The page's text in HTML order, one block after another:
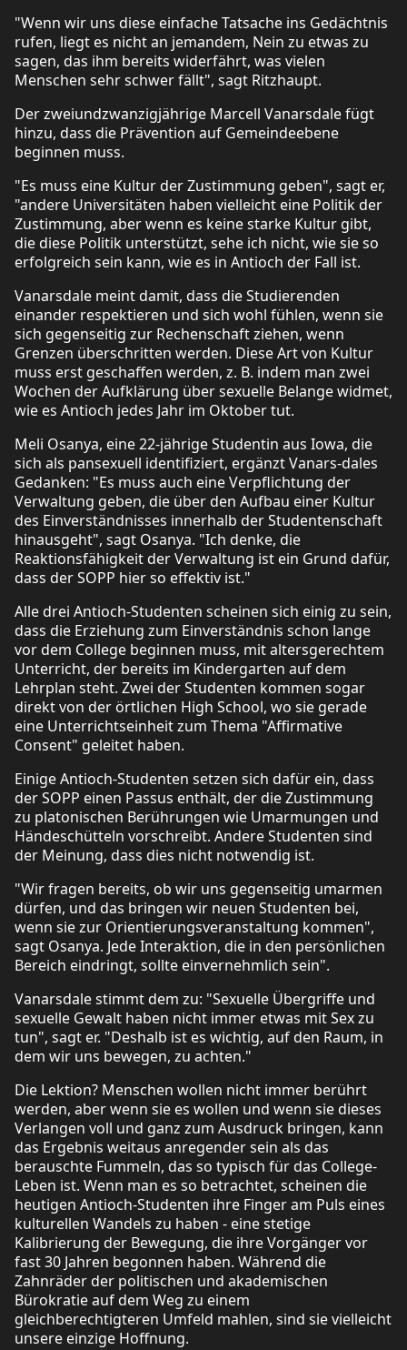
"Wenn wir uns diese einfache Tatsache ins Gedächtnis
rufen, liegt es nicht an jemandem, Nein zu etwas zu
sagen, das ihm bereits widerfährt, was vielen
Menschen sehr schwer fällt", sagt Ritzhaupt.
Der zweiundzwanzigjährige Marcell Vanarsdale fügt
hinzu, dass die Prävention auf Gemeindeebene
beginnen muss.
"Es muss eine Kultur der Zustimmung geben", sagt er,
"andere Universitäten haben vielleicht eine Politik der
Zustimmung, aber wenn es keine starke Kultur gibt,
die diese Politik unterstützt, sehe ich nicht, wie sie so
erfolgreich sein kann, wie es in Antioch der Fall ist.
Vanarsdale meint damit, dass die Studierenden
einander respektieren und sich wohl fühlen, wenn sie
sich gegenseitig zur Rechenschaft ziehen, wenn
Grenzen überschritten werden. Diese Art von Kultur
muss erst geschaffen werden, z. B. indem man zwei
Wochen der Aufklärung über sexuelle Belange widmet,
wie es Antioch jedes Jahr im Oktober tut.
Meli Osanya, eine 22-jährige Studentin aus Iowa, die
sich als pansexuell identifiziert, ergänzt Vanars-dales
Gedanken: "Es muss auch eine Verpflichtung der
Verwaltung geben, die über den Aufbau einer Kultur
des Einverständnisses innerhalb der Studentenschaft
hinausgeht", sagt Osanya. "Ich denke, die
Reaktionsfähigkeit der Verwaltung ist ein Grund dafür,
dass der SOPP hier so effektiv ist."
Alle drei Antioch-Studenten scheinen sich einig zu sein,
dass die Erziehung zum Einverständnis schon lange
vor dem College beginnen muss, mit altersgerechtem
Unterricht, der bereits im Kindergarten auf dem
Lehrplan steht. Zwei der Studenten kommen sogar
direkt von der örtlichen High School, wo sie gerade
eine Unterrichtseinheit zum Thema "Affirmative
Consent" geleitet haben.
Einige Antioch-Studenten setzen sich dafür ein, dass
der SOPP einen Passus enthält, der die Zustimmung
zu platonischen Berührungen wie Umarmungen und
Händeschütteln vorschreibt. Andere Studenten sind
der Meinung, dass dies nicht notwendig ist.
"Wir fragen bereits, ob wir uns gegenseitig umarmen
dürfen, und das bringen wir neuen Studenten bei,
wenn sie zur Orientierungsveranstaltung kommen",
sagt Osanya. Jede Interaktion, die in den persönlichen
Bereich eindringt, sollte einvernehmlich sein".
Vanarsdale stimmt dem zu: "Sexuelle Übergriffe und
sexuelle Gewalt haben nicht immer etwas mit Sex zu
tun", sagt er. "Deshalb ist es wichtig, auf den Raum, in
dem wir uns bewegen, zu achten."
Die Lektion? Menschen wollen nicht immer berührt
werden, aber wenn sie es wollen und wenn sie dieses
Verlangen voll und ganz zum Ausdruck bringen, kann
das Ergebnis weitaus anregender sein als das
berauschte Fummeln, das so typisch für das College-
Leben ist. Wenn man es so betrachtet, scheinen die
heutigen Antioch-Studenten ihre Finger am Puls eines
kulturellen Wandels zu haben - eine stetige
Kalibrierung der Bewegung, die ihre Vorgänger vor
fast 30 Jahren begonnen haben. Während die
Zahnräder der politischen und akademischen
Bürokratie auf dem Weg zu einem
gleichberechtigteren Umfeld mahlen, sind sie vielleicht
unsere einzige Hoffnung.